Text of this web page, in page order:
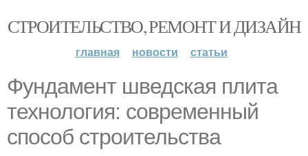
СТРОИТЕЛЬСТВО, РЕМОНТ И ДИЗАЙН
главная новости статьи
Фундамент шведская плита
технология: современный
способ строительства